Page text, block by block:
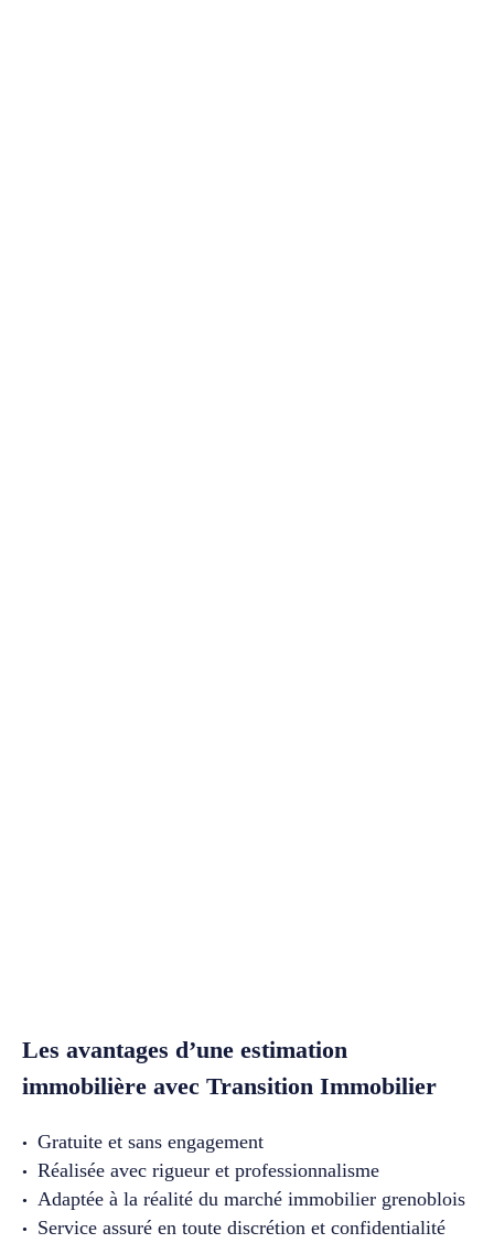
Les avantages d’une estimation
immobilière avec Transition Immobilier
Gratuite et sans engagement
Réalisée avec rigueur et professionnalisme
Adaptée à la réalité du marché immobilier grenoblois
Service assuré en toute discrétion et confidentialité